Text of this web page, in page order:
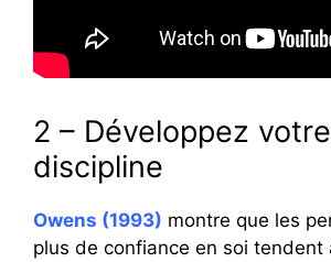
2 – Développez votre
discipline
Owens (1993) montre que les
plus de confiance en soi tendent